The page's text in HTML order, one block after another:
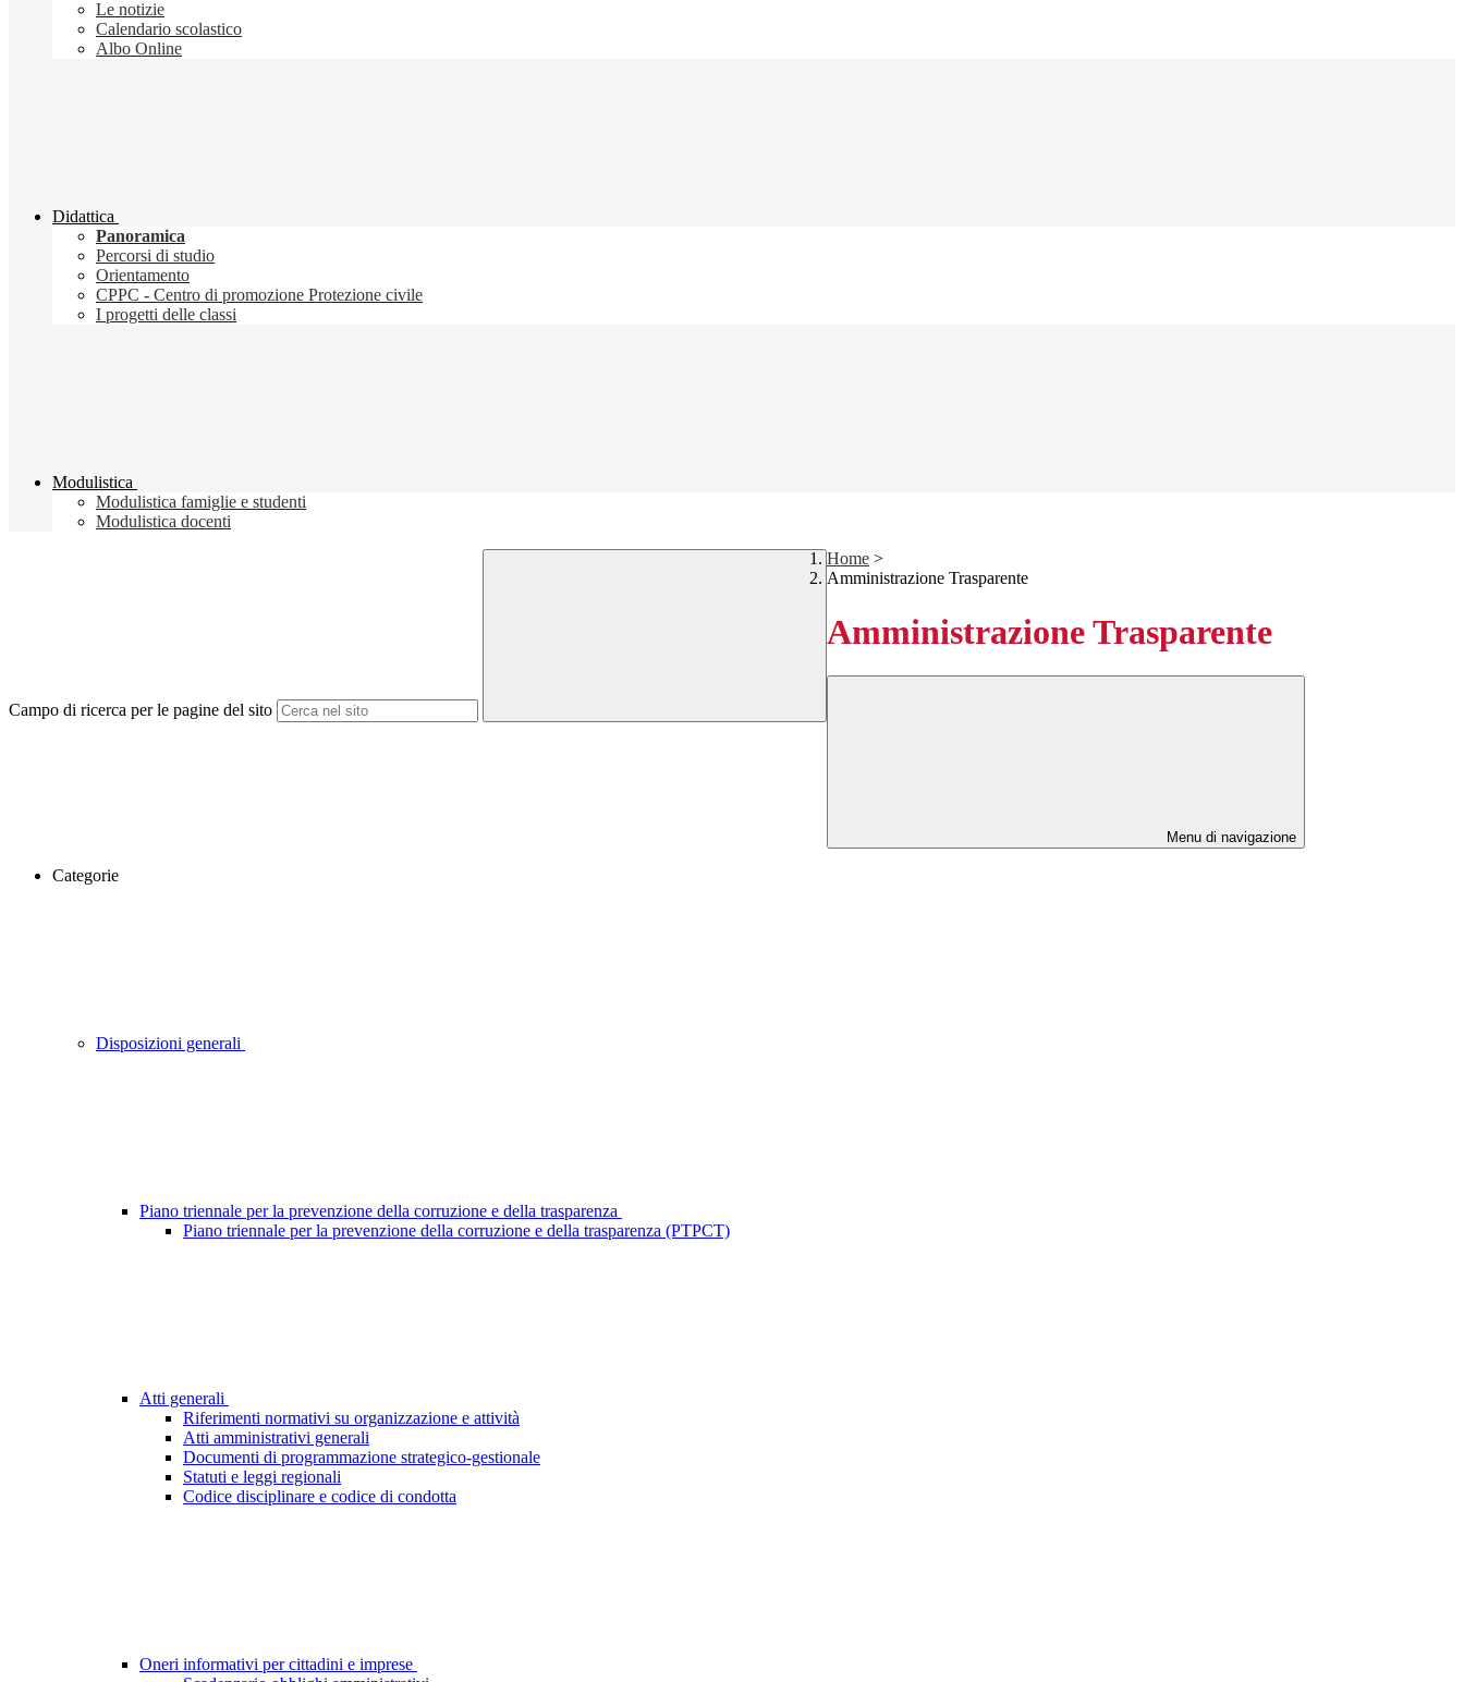
Le notizie
Calendario scolastico
Albo Online
Didattica
Panoramica
Percorsi di studio
Orientamento
CPPC - Centro di promozione Protezione civile
I progetti delle classi
Modulistica
Modulistica famiglie e studenti
Modulistica docenti
Campo di ricerca per le pagine del sito
Home >
Amministrazione Trasparente
Amministrazione Trasparente
Menu di navigazione
Categorie
Disposizioni generali
Piano triennale per la prevenzione della corruzione e della trasparenza
Piano triennale per la prevenzione della corruzione e della trasparenza (PTPCT)
Atti generali
Riferimenti normativi su organizzazione e attività
Atti amministrativi generali
Documenti di programmazione strategico-gestionale
Statuti e leggi regionali
Codice disciplinare e codice di condotta
Oneri informativi per cittadini e imprese